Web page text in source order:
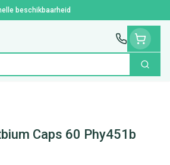
beschikbaarheid
Zoek
Caps 60 Phy451b